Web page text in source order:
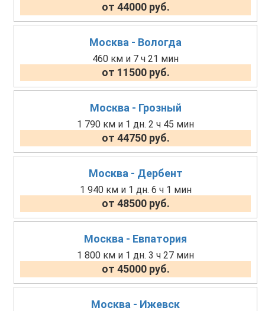
от 44000 руб.
Москва - Вологда
460 км и 7 ч 21 мин
от 11500 руб.
Москва - Грозный
1 790 км и 1 дн. 2 ч 45 мин
от 44750 руб.
Москва - Дербент
1 940 км и 1 дн. 6 ч 1 мин
от 48500 руб.
Москва - Евпатория
1 800 км и 1 дн. 3 ч 27 мин
от 45000 руб.
Москва - Ижевск